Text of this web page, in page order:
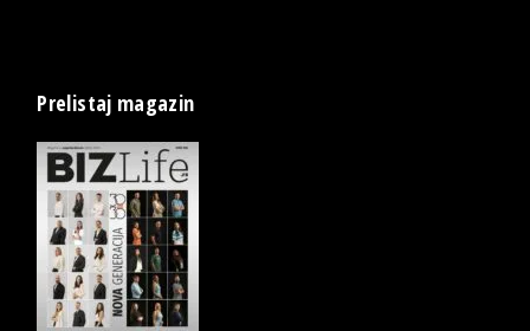
Prelistaj magazin